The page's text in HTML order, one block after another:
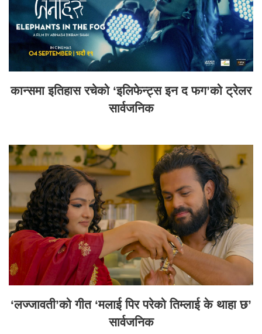
कान्समा इतिहास रचेको ‘इलिफेन्ट्स इन द फग’को ट्रेलर
सार्वजनिक
‘लज्जावती’को गीत ‘मलाई पिर परेको तिम्लाई के थाहा छ’
सार्वजनिक